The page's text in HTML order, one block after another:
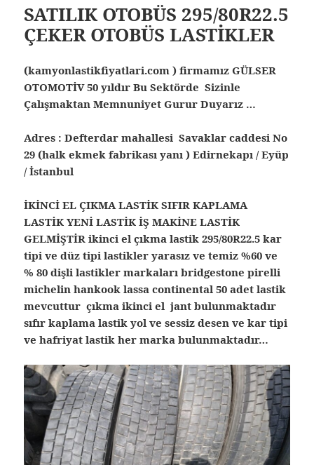
SATILIK OTOBÜS 295/80R22.5
ÇEKER OTOBÜS LASTİKLER
(kamyonlastikfiyatlari.com ) firmamız GÜLSER
OTOMOTİV 50 yıldır Bu Sektörde Sizinle
Çalışmaktan Memnuniyet Gurur Duyarız …
Adres : Defterdar mahallesi Savaklar caddesi No
29 (halk ekmek fabrikası yanı ) Edirnekapı / Eyüp
/ İstanbul
İKİNCİ EL ÇIKMA LASTİK SIFIR KAPLAMA
LASTİK YENİ LASTİK İŞ MAKİNE LASTİK
GELMİŞTİR ikinci el çıkma lastik 295/80R22.5 kar
tipi ve düz tipi lastikler yarasız ve temiz %60 ve
% 80 dişli lastikler markaları bridgestone pirelli
michelin hankook lassa continental 50 adet lastik
mevcuttur çıkma ikinci el jant bulunmaktadır
sıfır kaplama lastik yol ve sessiz desen ve kar tipi
ve hafriyat lastik her marka bulunmaktadır…